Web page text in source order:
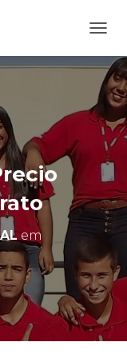
L
T
E
R
N
A
N
A
E
G
O
em